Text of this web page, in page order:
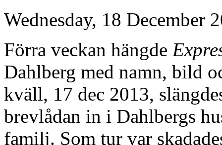
Wednesday, 18 December
Förra veckan hängde
Dahlberg med namn, bild
kväll, 17 dec 2013,
brevlådan in i Dahlbergs
familj. Som tur var